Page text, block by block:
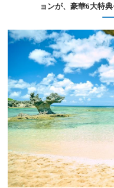
ョンが、豪華6大特